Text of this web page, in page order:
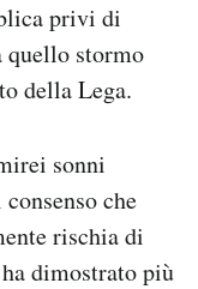
privi di
quello stormo
della Lega.
sonni
che
rischia di
dimostrato più